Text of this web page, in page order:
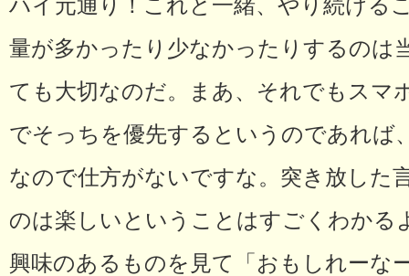
ハイ元通り！これと一緒、やり続ける
量が多かったり少なかったりするのは
ても大切なのだ。まあ、それでもスマ
でそっちを優先するというのであれば
なので仕方がないですな。突き放した
のは楽しいということはすごくわかる
興味のあるものを見て「おもしれーな